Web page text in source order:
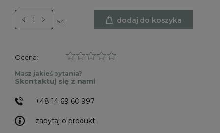
szt. dodaj do koszyka
Ocena:
zapytaj o produkt
Masz jakieś pytania?
Skontaktuj się z nami
+48 14 69 60 997